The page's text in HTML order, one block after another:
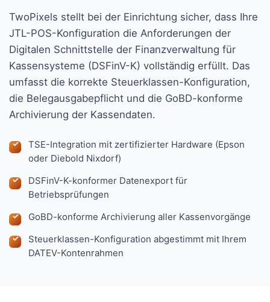
TwoPixels stellt bei der Einrichtung sicher, dass Ihre
JTL-POS-Konfiguration die Anforderungen der
Digitalen Schnittstelle der Finanzverwaltung für
Kassensysteme (DSFinV-K) vollständig erfüllt. Das
umfasst die korrekte Steuerklassen-Konfiguration,
die Belegausgabepflicht und die GoBD-konforme
Archivierung der Kassendaten.
TSE-Integration mit zertifizierter Hardware (Epson
oder Diebold Nixdorf)
DSFinV-K-konformer Datenexport für
Betriebsprüfungen
GoBD-konforme Archivierung aller Kassenvorgänge
Steuerklassen-Konfiguration abgestimmt mit Ihrem
DATEV-Kontenrahmen